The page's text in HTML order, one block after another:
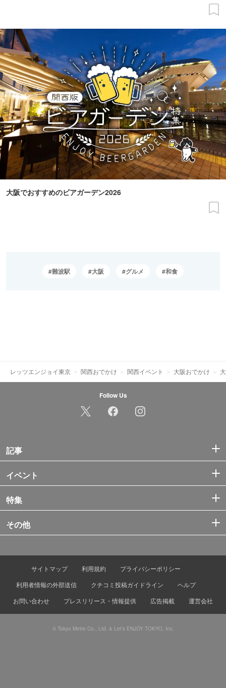
大阪でおすすめのビアガーデン2026
難波駅 大阪 グルメ 和食
レッツエンジョイ東京 関西おでかけ 関西イベント 大阪おでかけ
Follow Us
記事
イベント
特集
その他
サイトマップ 利用規約
プライバシーポリシー
利用者情報の外部送信
クチコミ投稿ガイドライン
ヘルプ
お問い合わせ
プレスリリース・情報提供 広告掲載 運営会社
© Tokyo Metro Co., Ltd. & Let’s ENJOY TOKYO, Inc.